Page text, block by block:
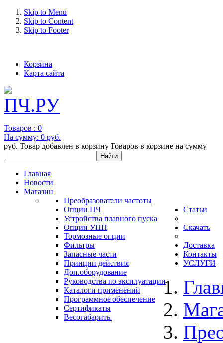
Skip to Menu
Skip to Content
Skip to Footer
Корзина
Карта сайта
Товаров : 0
На сумму: 0 руб.
руб. Товар добавлен в корзину Товаров в корзине на сумму
Главная
Новости
Магазин
Преобразователи частоты
Опции ПЧ
Устройства плавного пуска
Опции УПП
Тормозные опции
Фильтры
Запасные части
Статьи
Принцип действия
Доп.оборудование
Скачать
Руководства по эксплуатации
Каталоги применений
Программное обеспечение
Сертификаты
Весогабариты
Доставка
Контакты
УСЛУГИ